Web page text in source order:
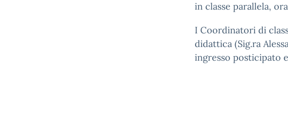
in classe parallela,
I Coordinatori di
didattica (Sig.ra
ingresso posticipato